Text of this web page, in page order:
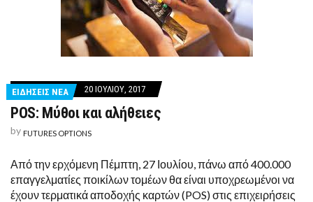
ΕΙΔΗΣΕΙΣ ΝΕΑ 20 ΙΟΥΛΊΟΥ, 2017
POS: Μύθοι και αλήθειες
by FUTURES OPTIONS
Από την ερχόμενη Πέμπτη, 27 Ιουλίου, πάνω από 400.000
επαγγελματίες ποικίλων τομέων θα είναι υποχρεωμένοι να
έχουν τερματικά αποδοχής καρτών (POS) στις επιχειρήσεις